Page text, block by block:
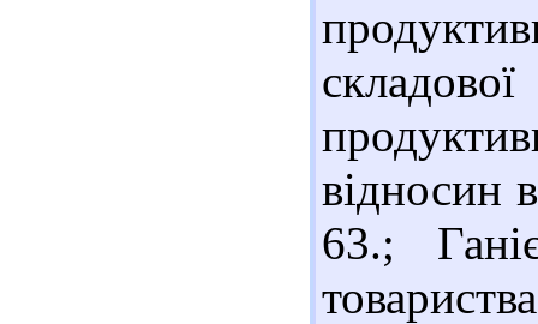
відносин
63.;